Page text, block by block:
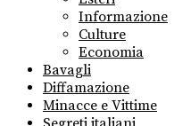
Informazione
Culture
Economia
Bavagli
Diffamazione
Minacce e Vittime